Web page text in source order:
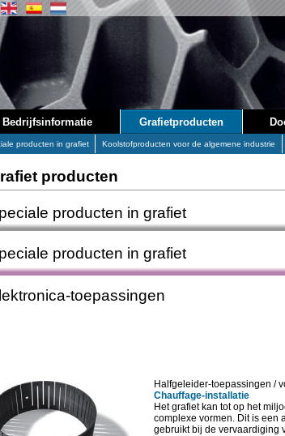
toepassingen
producten in grafiet
producten in grafiet
Halfgeleider-toepassingen /
Chauffage-installatie
Het grafiet kan tot op het
complexe vormen. Dit is een
gebruikt bij de vervaardiging
Grafietproducten
Bedrijfsinformatie
producten in grafiet Koolstofproducten voor de algemene industrie
producten